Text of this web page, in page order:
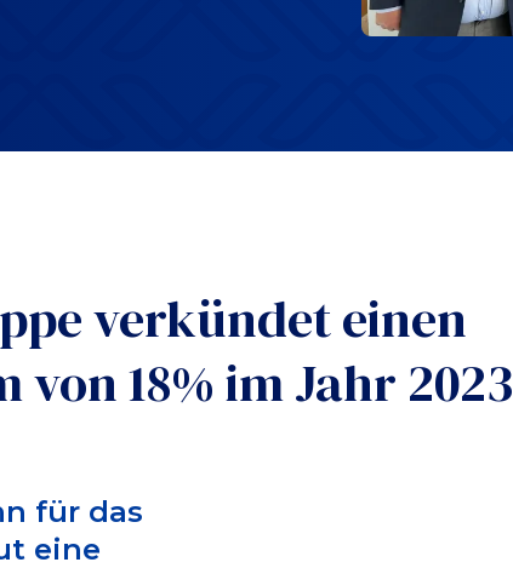
verkündet einen
18% im Jahr 2023
für das
eine